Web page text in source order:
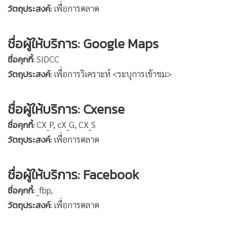
วัตถุประสงค์: เพื่อการตลาด
ชื่อผู้ให้บริการ: Google Maps
ชื่อคุกกี้:SIDCC
วัตถุประสงค์: เพื่อการวิเคราะห์ <ระบุการเข้าชม>
ชื่อผู้ให้บริการ: Cxense
ชื่อคุกกี้:CX_P, cX_G, CX_S
วัตถุประสงค์: เพื่อการตลาด
ชื่อผู้ให้บริการ: Facebook
ชื่อคุกกี้: _fbp,
วัตถุประสงค์: เพื่อการตลาด